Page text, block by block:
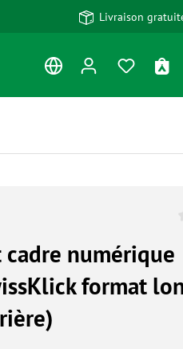
Livraison
Vous
cadre numérique
format